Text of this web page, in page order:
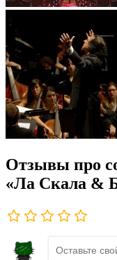
Отзывы про
«Ла Скала &